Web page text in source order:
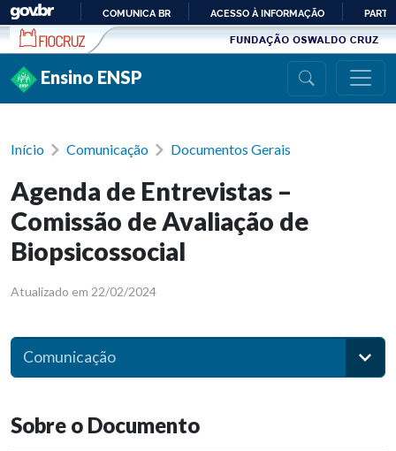
Ir para conteúdo
PARA
COMUNICA BR ACESSO À INFORMAÇÃO
Ensino ENSP
Início Comunicação Documentos Gerais
Agenda de Entrevistas –
Comissão de Avaliação de
Biopsicossocial
Atualizado em 22/02/2024
Comunicação
Sobre o Documento